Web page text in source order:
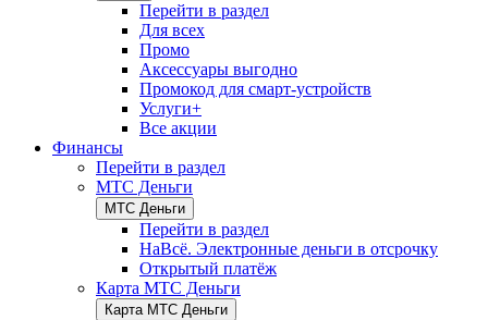
Перейти в раздел
Для всех
Промо
Аксессуары выгодно
Промокод для смарт-устройств
Услуги+
Все акции
Финансы
Перейти в раздел
МТС Деньги
МТС Деньги
Перейти в раздел
НаВсё. Электронные деньги в отсрочку
Открытый платёж
Карта МТС Деньги
Карта МТС Деньги